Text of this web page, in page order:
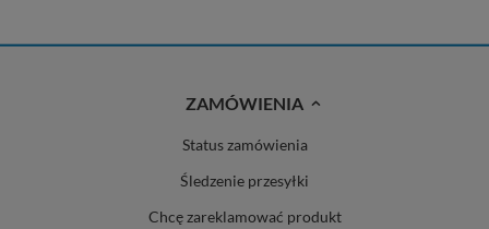
ZAMÓWIENIA
Status zamówienia
Śledzenie przesyłki
Chcę zareklamować produkt